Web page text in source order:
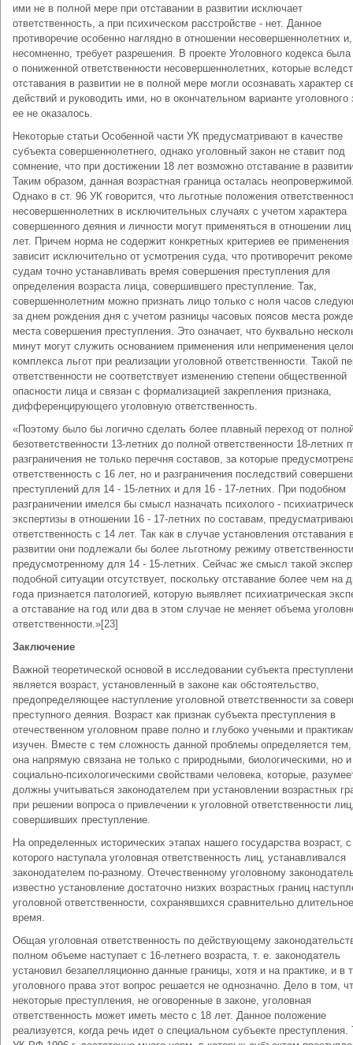
ими не в полной мере при отставании в развитии исключает
ответственность, а при психическом расстройстве - нет. Данное
противоречие особенно наглядно в отношении несовершеннолетних и,
несомненно, требует разрешения. В проекте Уголовного кодекса
о пониженной ответственности несовершеннолетних, которые
отставания в развитии не в полной мере могли осознавать характер
действий и руководить ими, но в окончательном варианте уголовного
ее не оказалось.
Некоторые статьи Особенной части УК предусматривают в качестве
субъекта совершеннолетнего, однако уголовный закон не ставит под
сомнение, что при достижении 18 лет возможно отставание в
Таким образом, данная возрастная граница осталась
Однако в ст. 96 УК говорится, что льготные положения
несовершеннолетних в исключительных случаях с учетом характера
совершенного деяния и личности могут применяться в отношении
лет. Причем норма не содержит конкретных критериев ее применения
зависит исключительно от усмотрения суда, что противоречит
судам точно устанавливать время совершения преступления для
определения возраста лица, совершившего преступление. Так,
совершеннолетним можно признать лицо только с ноля часов
за днем рождения дня с учетом разницы часовых поясов места
места совершения преступления. Это означает, что буквально
минут могут служить основанием применения или неприменения
комплекса льгот при реализации уголовной ответственности. Такой
ответственности не соответствует изменению степени общественной
опасности лица и связан с формализацией закрепления признака,
дифференцирующего уголовную ответственность.
«Поэтому было бы логично сделать более плавный переход от
безответственности 13-летних до полной ответственности 18-летних
разграничения не только перечня составов, за которые
ответственность с 16 лет, но и разграничения последствий
преступлений для 14 - 15-летних и для 16 - 17-летних. При подобном
разграничении имелся бы смысл назначать психолого -
экспертизы в отношении 16 - 17-летних по составам,
ответственность с 14 лет. Так как в случае установления отставания
развитии они подлежали бы более льготному режиму
предусмотренному для 14 - 15-летних. Сейчас же смысл такой
подобной ситуации отсутствует, поскольку отставание более чем на
года признается патологией, которую выявляет психиатрическая
а отставание на год или два в этом случае не меняет объема
ответственности.»[23]
Заключение
Важной теоретической основой в исследовании субъекта
является возраст, установленный в законе как обстоятельство,
предопределяющее наступление уголовной ответственности за
преступного деяния. Возраст как признак субъекта преступления в
отечественном уголовном праве полно и глубоко учеными и
изучен. Вместе с тем сложность данной проблемы определяется тем,
она напрямую связана не только с природными, биологическими, но и
социально-психологическими свойствами человека, которые,
должны учитываться законодателем при установлении возрастных
при решении вопроса о привлечении к уголовной ответственности
совершивших преступление.
На определенных исторических этапах нашего государства возраст, с
которого наступала уголовная ответственность лиц, устанавливался
законодателем по-разному. Отечественному уголовному
известно установление достаточно низких возрастных границ
уголовной ответственности, сохранявшихся сравнительно длительное
время.
Общая уголовная ответственность по действующему
полном объеме наступает с 16-летнего возраста, т. е. законодатель
установил безапелляционно данные границы, хотя и на практике, и в
уголовного права этот вопрос решается не однозначно. Дело в том,
некоторые преступления, не оговоренные в законе, уголовная
ответственность может иметь место с 18 лет. Данное положение
реализуется, когда речь идет о специальном субъекте преступления.